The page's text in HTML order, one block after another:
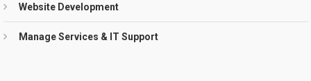
Website Development
Manage Services & IT Support